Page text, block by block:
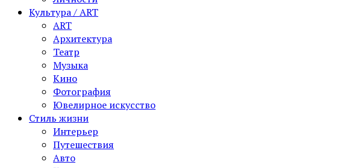
Культура / ART
ART
Архитектура
Театр
Музыка
Кино
Фотография
Ювелирное искусство
Стиль жизни
Интерьер
Путешествия
Авто